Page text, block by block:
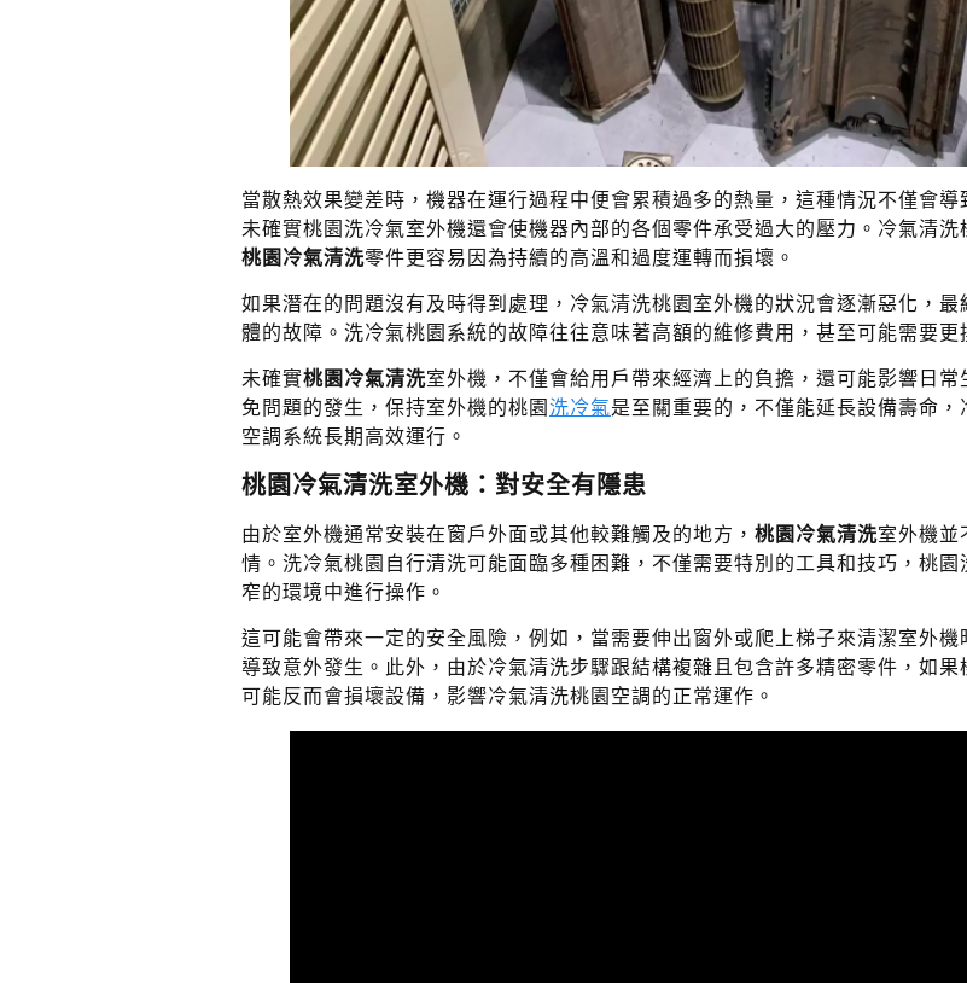
當散熱效果變差時，機器在運行過程中便會累積過多的熱量，這種情況不僅會導
未確實桃園洗冷氣室外機還會使機器內部的各個零件承受過大的壓力。冷氣清洗
桃園冷氣清洗零件更容易因為持續的高溫和過度運轉而損壞。
如果潛在的問題沒有及時得到處理，冷氣清洗桃園室外機的狀況會逐漸惡化，最
體的故障。洗冷氣桃園系統的故障往往意味著高額的維修費用，甚至可能需要更
未確實桃園冷氣清洗室外機，不僅會給用戶帶來經濟上的負擔，還可能影響日
免問題的發生，保持室外機的桃園 洗冷氣是至關重要的，不僅能延長設備壽命
空調系統長期高效運行。
桃園冷氣清洗室外機：對安全有隱患
由於室外機通常安裝在窗戶外面或其他較難觸及的地方， 桃園冷氣清洗室外機並
情。洗冷氣桃園自行清洗可能面臨多種困難，不僅需要特別的工具和技巧，桃園
窄的環境中進行操作。
這可能會帶來一定的安全風險，例如，當需要伸出窗外或爬上梯子來清潔室外機
導致意外發生。此外，由於冷氣清洗步驟跟結構複雜且包含許多精密零件，如果
可能反而會損壞設備，影響冷氣清洗桃園空調的正常運作。